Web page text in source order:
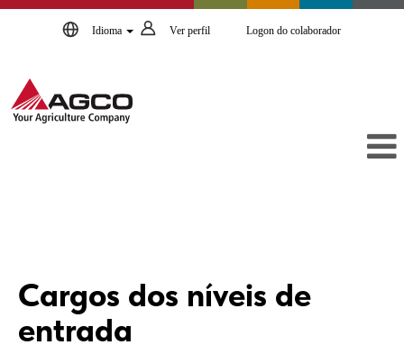
Idioma Ver perfil Logon do colaborador
níveis
Cargos dos níveis de
entrada